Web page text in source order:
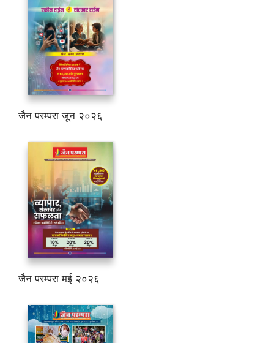
जैन परम्परा जून २०२६
जैन परम्परा मई २०२६